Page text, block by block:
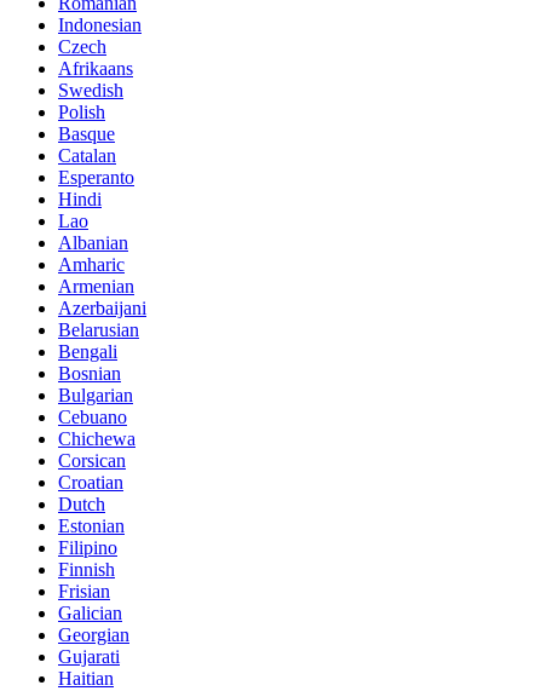
Indonesian
Czech
Afrikaans
Swedish
Polish
Basque
Catalan
Esperanto
Hindi
Lao
Albanian
Amharic
Armenian
Azerbaijani
Belarusian
Bengali
Bosnian
Bulgarian
Cebuano
Chichewa
Corsican
Croatian
Dutch
Estonian
Filipino
Finnish
Frisian
Galician
Georgian
Gujarati
Haitian